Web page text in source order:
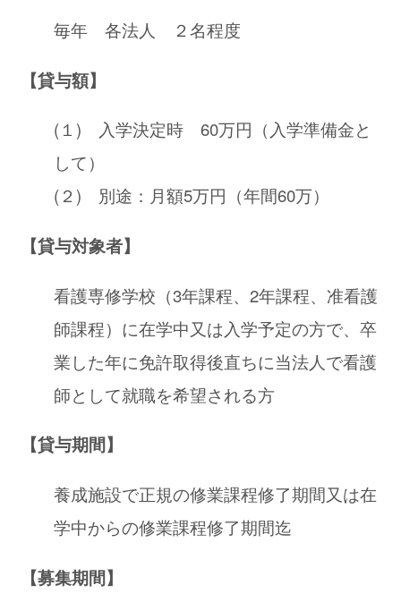
毎年 各法人 ２名程度
【貸与額】
(１) 入学決定時 60万円（入学準備金と
して）
(２) 別途：月額5万円（年間60万）
【貸与対象者】
看護専修学校（3年課程、2年課程、准看護
師課程）に在学中又は入学予定の方で、卒
業した年に免許取得後直ちに当法人で看護
師として就職を希望される方
【貸与期間】
養成施設で正規の修業課程修了期間又は在
学中からの修業課程修了期間迄
【募集期間】